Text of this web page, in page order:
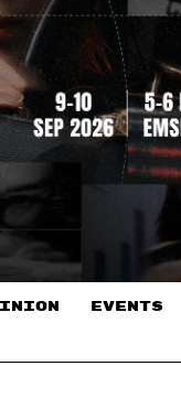
EVENTS